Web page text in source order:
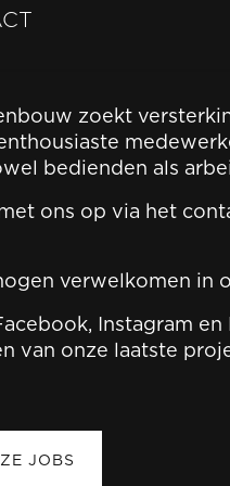
zoekt
bedienden als
ons op via het
verwelkomen in
Instagram
van onze laatste
JOBS
u steeds gratis en
advies.